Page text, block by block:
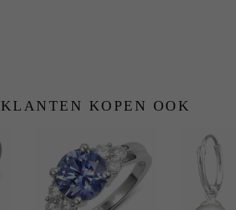
KLANTEN KOPEN OOK